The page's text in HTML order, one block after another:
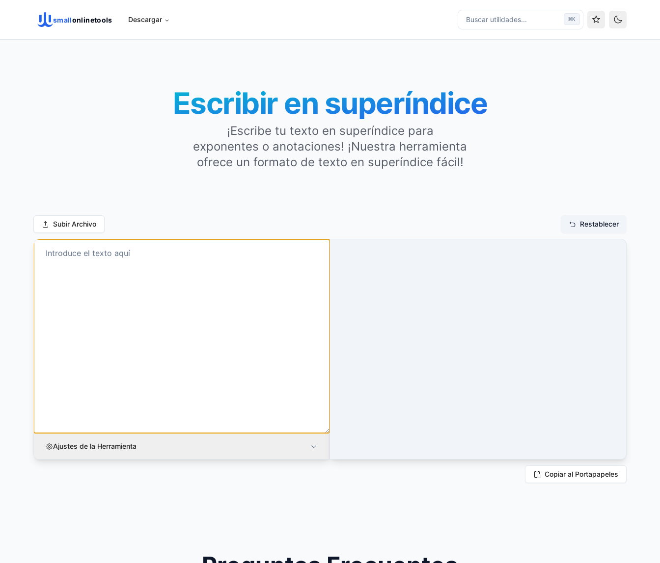
smallonlinetools Descargar Buscar utilidades... ⌘K
Cambiar
Escribir en superíndice
¡Escribe tu texto en superíndice para
exponentes o anotaciones! ¡Nuestra herramienta
ofrece un formato de texto en superíndice fácil!
Subir Archivo Restablecer
Ajustes de la Herramienta
Copiar al Portapapeles